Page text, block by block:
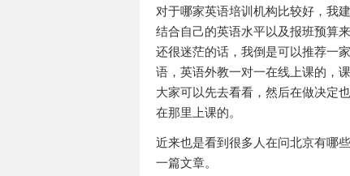
对于哪家英语培训机构比较好，我
结合自己的英语水平以及报班预算
还很迷茫的话，我倒是可以推荐一
语，英语外教一对一在线上课的，
大家可以先去看看，然后在做决定
在那里上课的。
近来也是看到很多人在问北京有哪
一篇文章。